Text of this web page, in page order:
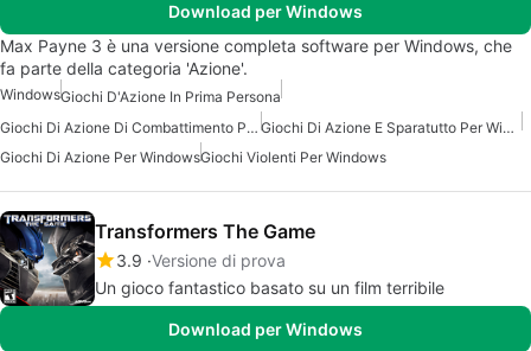
Download per Windows
Max Payne 3 è una versione completa software per Windows, che
fa parte della categoria 'Azione'.
WindowsGiochi D'Azione In Prima Persona
Giochi Di Azione Di Combattimento Per Windows
Giochi Di Azione E Sparatutto Per Windows
Giochi Di Azione Per WindowsGiochi Violenti Per Windows
Transformers The Game
3.9 Versione di prova
Un gioco fantastico basato su un film terribile
Download per Windows